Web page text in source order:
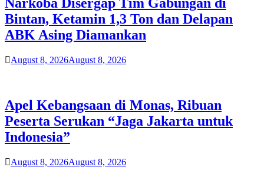
Bintan, Ketamin 1,3 Ton dan Delapan
ABK Asing Diamankan
August 8, 2026August 8, 2026
Apel Kebangsaan di Monas, Ribuan
Peserta Serukan “Jaga Jakarta untuk
Indonesia”
August 8, 2026August 8, 2026